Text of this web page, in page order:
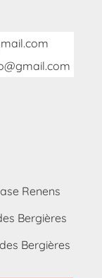
Renens
Bergières
Bergières